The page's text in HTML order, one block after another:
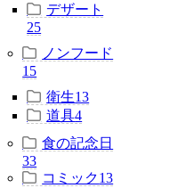
デザート
25
ノンフード
15
衛生13
道具4
食の記念日
33
コミック13